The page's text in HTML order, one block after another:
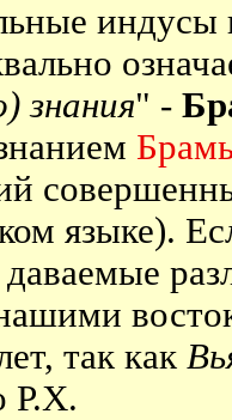
индусы
знания" -
языке).
даваемые
так как
Р.Х.